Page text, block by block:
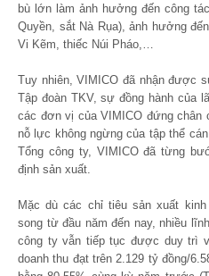
bù lớn làm ảnh hưởng đến công
Quyền, sắt Nà Rụa), ảnh hưởng
Vi Kẽm, thiếc Núi Pháo,…
Tuy nhiên, VIMICO đã nhận được
Tập đoàn TKV, sự đồng hành của
các đơn vị của VIMICO đứng chân
nỗ lực không ngừng của tập thể
Tổng công ty, VIMICO đã từng
định sản xuất.
Mặc dù các chỉ tiêu sản xuất
song từ đầu năm đến nay, nhiều
công ty vẫn tiếp tục được duy trì
doanh thu đạt trên 2.129 tỷ đồng/